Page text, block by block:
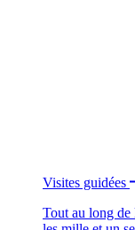
Visites guidées
Tout au long de